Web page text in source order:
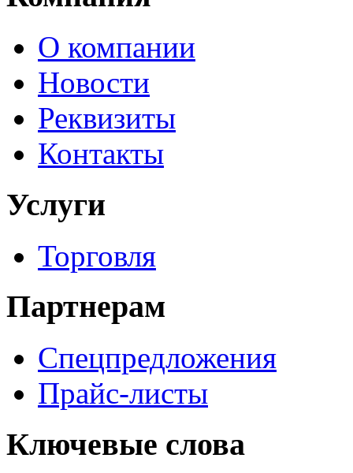
О компании
Новости
Реквизиты
Контакты
Услуги
Торговля
Партнерам
Спецпредложения
Прайс-листы
Ключевые слова